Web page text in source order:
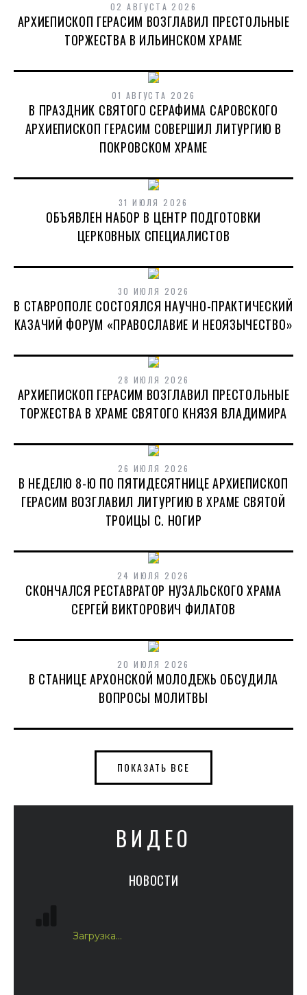
02 АВГУСТА 2026
АРХИЕПИСКОП ГЕРАСИМ ВОЗГЛАВИЛ ПРЕСТОЛЬНЫЕ
ТОРЖЕСТВА В ИЛЬИНСКОМ ХРАМЕ
01 АВГУСТА 2026
В ПРАЗДНИК СВЯТОГО СЕРАФИМА САРОВСКОГО
АРХИЕПИСКОП ГЕРАСИМ СОВЕРШИЛ ЛИТУРГИЮ В
ПОКРОВСКОМ ХРАМЕ
31 ИЮЛЯ 2026
ОБЪЯВЛЕН НАБОР В ЦЕНТР ПОДГОТОВКИ
ЦЕРКОВНЫХ СПЕЦИАЛИСТОВ
30 ИЮЛЯ 2026
В СТАВРОПОЛЕ СОСТОЯЛСЯ НАУЧНО-ПРАКТИЧЕСКИЙ
КАЗАЧИЙ ФОРУМ «ПРАВОСЛАВИЕ И НЕОЯЗЫЧЕСТВО»
28 ИЮЛЯ 2026
АРХИЕПИСКОП ГЕРАСИМ ВОЗГЛАВИЛ ПРЕСТОЛЬНЫЕ
ТОРЖЕСТВА В ХРАМЕ СВЯТОГО КНЯЗЯ ВЛАДИМИРА
26 ИЮЛЯ 2026
В НЕДЕЛЮ 8-Ю ПО ПЯТИДЕСЯТНИЦЕ АРХИЕПИСКОП
ГЕРАСИМ ВОЗГЛАВИЛ ЛИТУРГИЮ В ХРАМЕ СВЯТОЙ
ТРОИЦЫ С. НОГИР
24 ИЮЛЯ 2026
СКОНЧАЛСЯ РЕСТАВРАТОР НУЗАЛЬСКОГО ХРАМА
СЕРГЕЙ ВИКТОРОВИЧ ФИЛАТОВ
20 ИЮЛЯ 2026
В СТАНИЦЕ АРХОНСКОЙ МОЛОДЕЖЬ ОБСУДИЛА
ВОПРОСЫ МОЛИТВЫ
ПОКАЗАТЬ ВСЕ
ВИДЕО
НОВОСТИ
Загрузка...